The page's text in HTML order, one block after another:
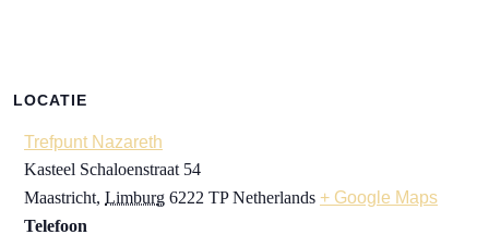
LOCATIE
Trefpunt Nazareth
Kasteel Schaloenstraat 54
Maastricht, Limburg 6222 TP Netherlands + Google Maps
Telefoon